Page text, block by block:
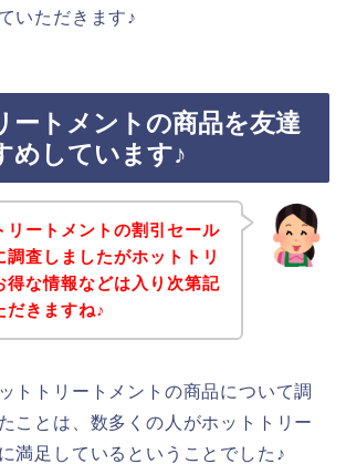
いただきます♪
ートメントの商品を友達
めしています♪
リートメントの割引セール
調査しましたがホットトリ
得な情報などは入り次第記
だきますね♪
トトリートメントの商品について調
ことは、数多くの人がホットトリー
満足しているということでした♪